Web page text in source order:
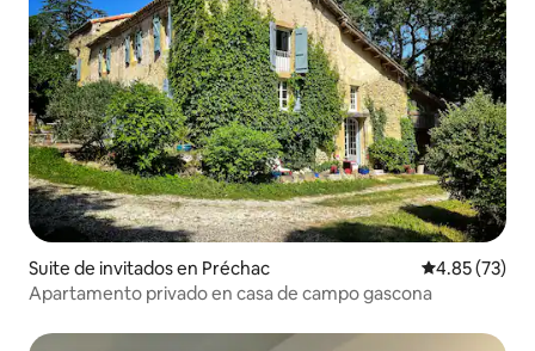
Suite de invitados en Préchac Calificación
4.85 (73)
Apartamento privado en casa de campo gascona